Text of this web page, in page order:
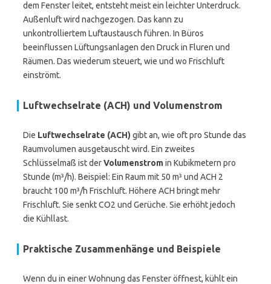
dem Fenster leitet, entsteht meist ein leichter Unterdruck.
Außenluft wird nachgezogen. Das kann zu
unkontrolliertem Luftaustausch führen. In Büros
beeinflussen Lüftungsanlagen den Druck in Fluren und
Räumen. Das wiederum steuert, wie und wo Frischluft
einströmt.
Luftwechselrate (ACH) und Volumenstrom
Die Luftwechselrate (ACH) gibt an, wie oft pro Stunde das
Raumvolumen ausgetauscht wird. Ein zweites
Schlüsselmaß ist derVolumenstromin Kubikmetern pro
Stunde (m³/h). Beispiel: Ein Raum mit 50 m³ und ACH 2
braucht 100 m³/h Frischluft. Höhere ACH bringt mehr
Frischluft. Sie senkt CO2 und Gerüche. Sie erhöht jedoch
die Kühllast.
Praktische Zusammenhänge und Beispiele
Wenn du in einer Wohnung das Fenster öffnest, kühlt ein